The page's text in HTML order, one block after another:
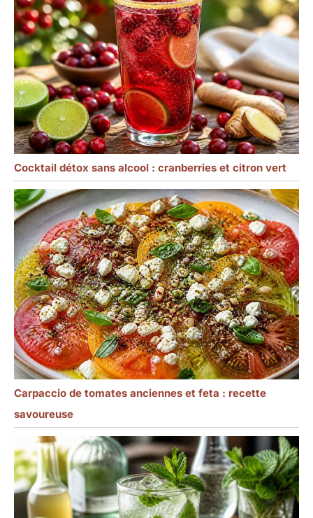
Cocktail détox sans alcool : cranberries et citron vert
Carpaccio de tomates anciennes et feta : recette
savoureuse